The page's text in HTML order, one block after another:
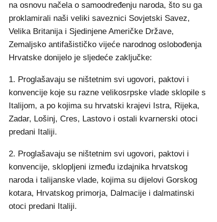
na osnovu načela o samoodređenju naroda, što su ga
proklamirali naši veliki saveznici Sovjetski Savez,
Velika Britanija i Sjedinjene Američke Države,
Zemaljsko antifašističko vijeće narodnog oslobođenja
Hrvatske donijelo je sljedeće zaključke:
1. Proglašavaju se ništetnim svi ugovori, paktovi i
konvencije koje su razne velikosrpske vlade sklopile s
Italijom, a po kojima su hrvatski krajevi Istra, Rijeka,
Zadar, Lošinj, Cres, Lastovo i ostali kvarnerski otoci
predani Italiji.
2. Proglašavaju se ništetnim svi ugovori, paktovi i
konvencije, sklopljeni između izdajnika hrvatskog
naroda i talijanske vlade, kojima su dijelovi Gorskog
kotara, Hrvatskog primorja, Dalmacije i dalmatinski
otoci predani Italiji.